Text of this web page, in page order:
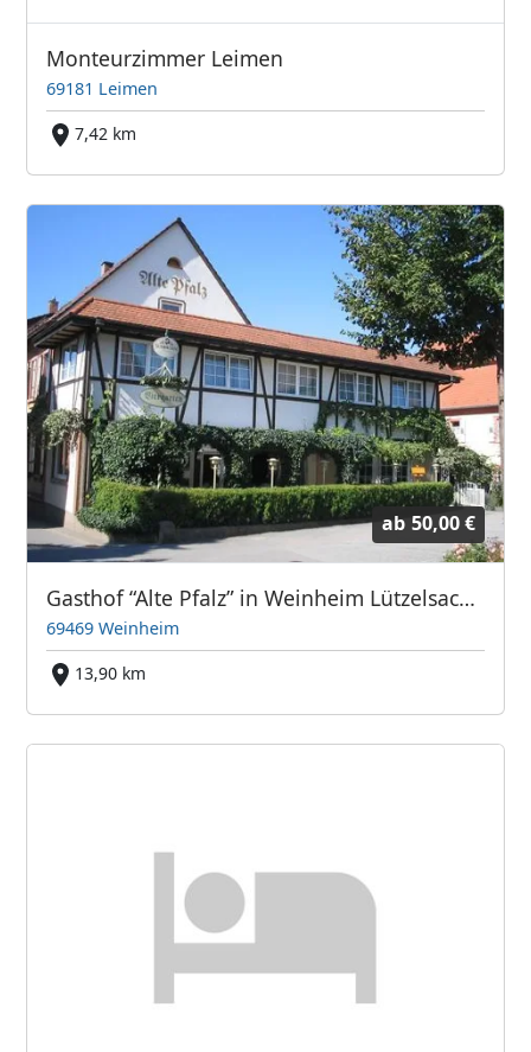
Monteurzimmer Leimen
69181 Leimen
7,42 km
ab 50,00 €
Gasthof “Alte Pfalz” in Weinheim Lützelsachsen
69469 Weinheim
13,90 km